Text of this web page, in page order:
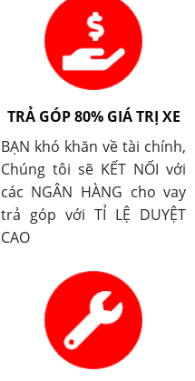
TRẢ GÓP 80% GIÁ TRỊ XE
BẠN khó khăn về tài chính,
Chúng tôi sẽ KẾT NỐI với
các NGÂN HÀNG cho vay
trả góp với TỈ LỆ DUYỆT
CAO